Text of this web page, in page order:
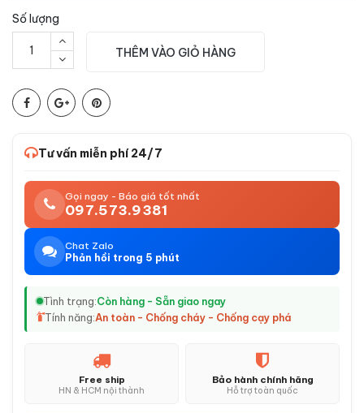
Số lượng
THÊM VÀO GIỎ HÀNG
Tư vấn miễn phí 24/7
Gọi ngay - Báo giá tốt nhất
097.573.9381
Chat Zalo
Phản hồi trong 5 phút
Tình trạng:Còn hàng - Sẵn giao ngay
Tính năng:An toàn - Chống cháy - Chống cạy phá
Free ship
HN & HCM nội thành
Bảo hành chính hãng
Hỗ trợ toàn quốc